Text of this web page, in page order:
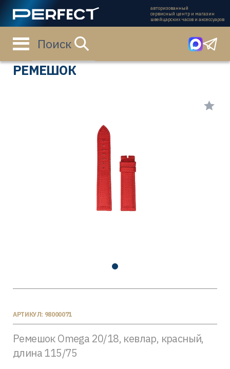
авторизованный
сервисный центр и магазин
швейцарских часов и аксессуаров
Поиск
Главная страница Каталог
РЕМЕШОК
АРТИКУЛ: 98000071
Ремешок Omega 20/18, кевлар, красный,
длина 115/75